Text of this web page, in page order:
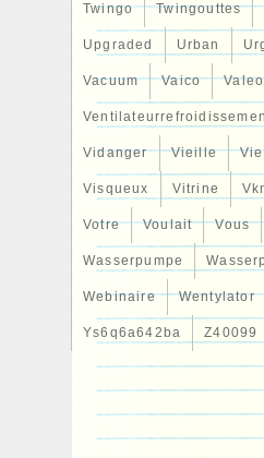
Twingo Twingouttes
Upgraded Urban
Vacuum Vaico Valeo
Vidanger Vieille
Visqueux Vitrine
Votre Voulait Vous
Wasserpumpe
Webinaire Wentylator
Ys6q6a642ba Z40099